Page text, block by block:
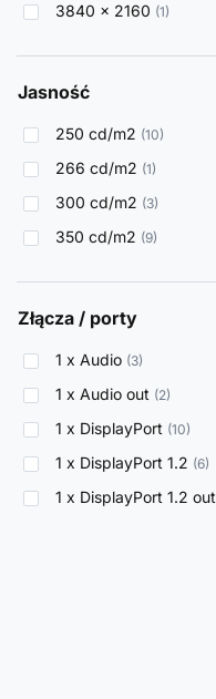
3840 x 2160 1
Jasność
250 cd/m2 10
266 cd/m2 1
300 cd/m2 3
350 cd/m2 9
Złącza / porty
1 x Audio 3
1 x Audio out 2
1 x DisplayPort 10
1 x DisplayPort 1.2 6
1 x DisplayPort 1.2 out